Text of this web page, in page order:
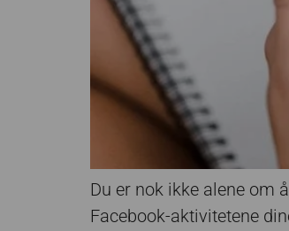
Du er nok ikke alene om
Facebook-aktivitetene